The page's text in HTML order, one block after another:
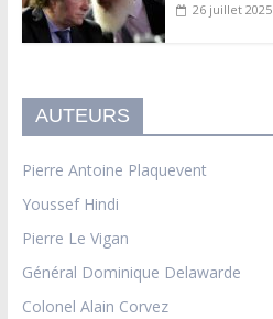
26 juillet 2025
AUTEURS
Pierre Antoine Plaquevent
Youssef Hindi
Pierre Le Vigan
Général Dominique Delawarde
Colonel Alain Corvez